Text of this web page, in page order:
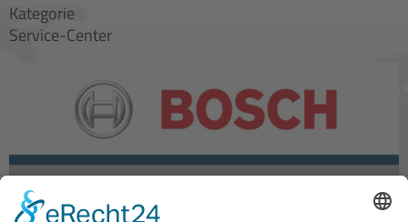
Kategorie
Service-Center